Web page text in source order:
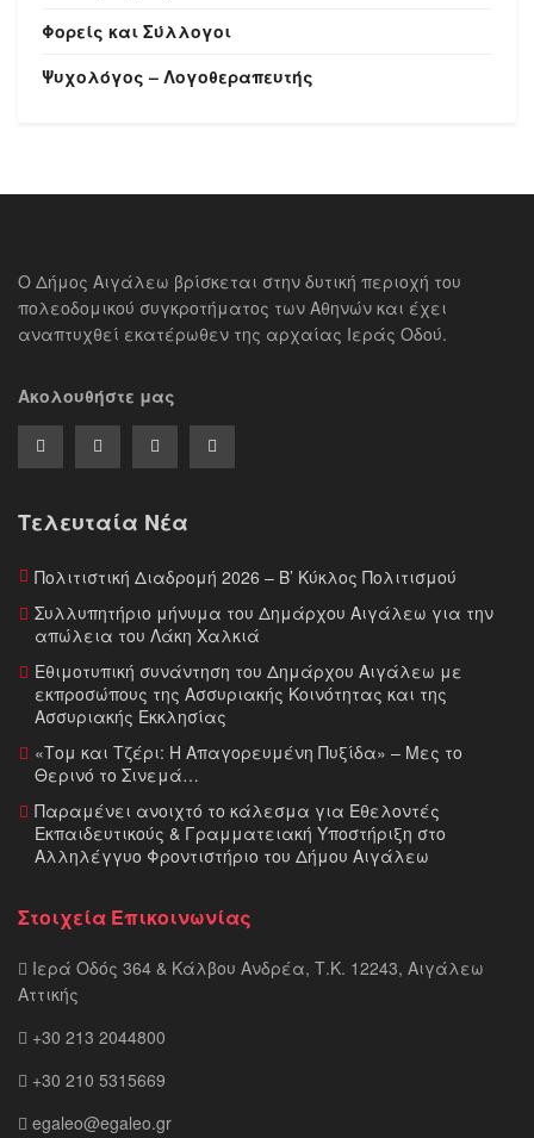
Φορείς και Σύλλογοι
Ψυχολόγος – Λογοθεραπευτής
Ο Δήμος Αιγάλεω βρίσκεται στην δυτική περιοχή του
πολεοδομικού συγκροτήματος των Αθηνών και έχει
αναπτυχθεί εκατέρωθεν της αρχαίας Ιεράς Οδού.
Ακολουθήστε μας
Τελευταία Νέα
Πολιτιστική Διαδρομή 2026 – Β’ Κύκλος Πολιτισμού
Συλλυπητήριο μήνυμα του Δημάρχου Αιγάλεω για την
απώλεια του Λάκη Χαλκιά
Εθιμοτυπική συνάντηση του Δημάρχου Αιγάλεω με
εκπροσώπους της Ασσυριακής Κοινότητας και της
Ασσυριακής Εκκλησίας
«Τομ και Τζέρι: Η Απαγορευμένη Πυξίδα» – Μες το
Θερινό το Σινεμά…
Παραμένει ανοιχτό το κάλεσμα για Εθελοντές
Εκπαιδευτικούς & Γραμματειακή Υποστήριξη στο
Αλληλέγγυο Φροντιστήριο του Δήμου Αιγάλεω
Στοιχεία Επικοινωνίας
Ιερά Οδός 364 & Κάλβου Ανδρέα, Τ.Κ. 12243, Αιγάλεω
Αττικής
+30 213 2044800
+30 210 5315669
egaleo@egaleo.gr